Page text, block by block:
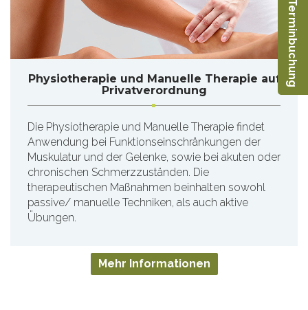
Physiotherapie und Manuelle Therapie auf
Privatverordnung
Die Physiotherapie und Manuelle Therapie findet
Anwendung bei Funktionseinschränkungen der
Muskulatur und der Gelenke, sowie bei akuten oder
chronischen Schmerzzuständen. Die
therapeutischen Maßnahmen beinhalten sowohl
passive/ manuelle Techniken, als auch aktive
Übungen.
Mehr Informationen